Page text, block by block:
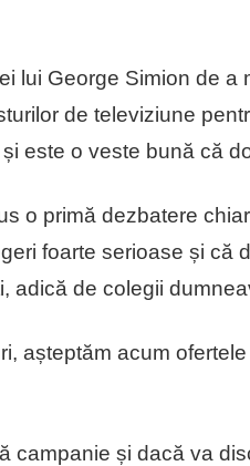
lui George Simion de a
de televiziune
este o veste bună că
o primă dezbatere
foarte serioase și că
adică de colegii
așteptăm acum
campanie și dacă va